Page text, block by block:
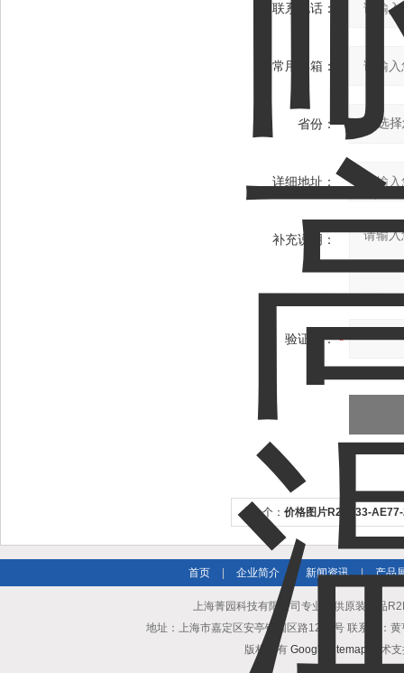
联系电话：
常用邮箱：
省份：
详细地址：
补充说明：
验证码：
上一个： 价格图片R2S133-
首页 企业简介 新闻资讯 | 产品
上海菁园科技有限公司专业提供原装正品
地址：上海市嘉定区安亭镇园区路1218号 联系人：
版权所有 GoogleSitemap 技术